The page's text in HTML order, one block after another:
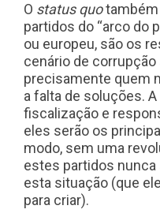
O status quotambém
partidos do “arco do
ou europeu, são os
cenário de
precisamente quem
a falta de soluções.
fiscalização e
eles serão os
modo, sem uma
estes partidos
esta situação (que
para criar).